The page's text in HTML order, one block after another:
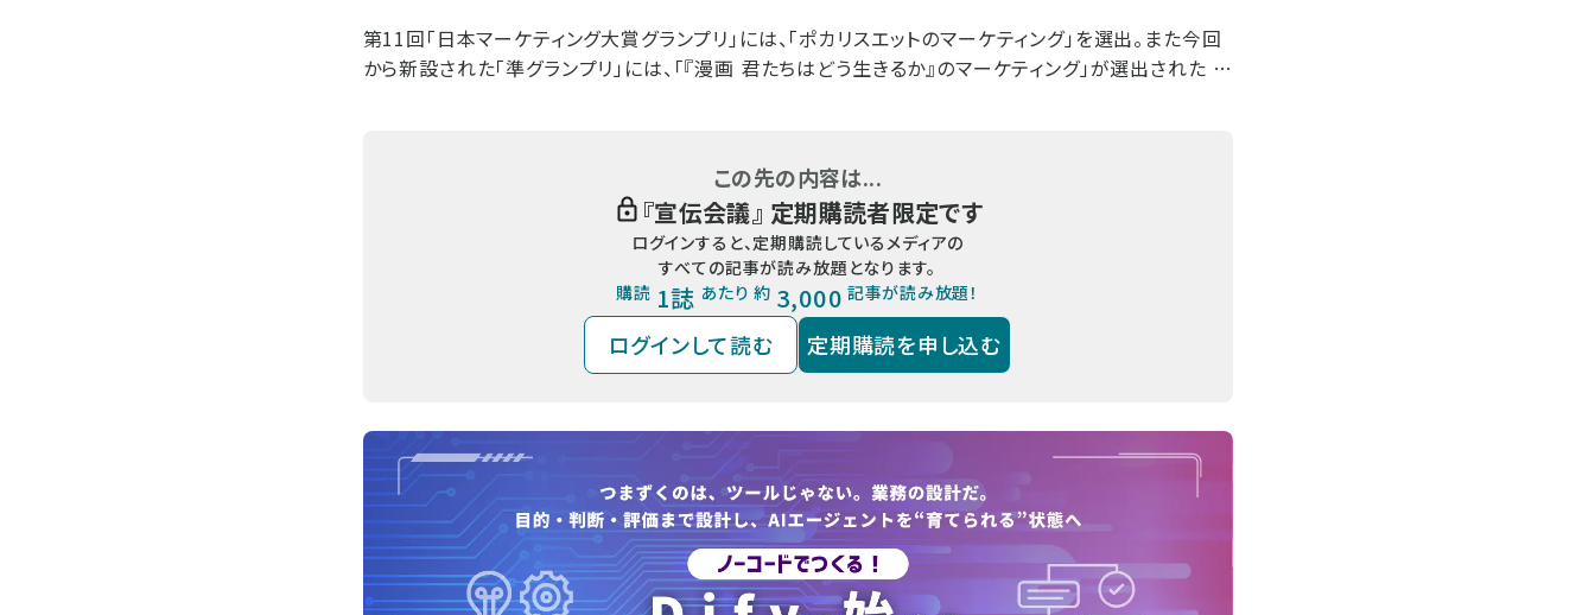
第11回「日本マーケティング大賞グランプリ」には、「ポカリスエットのマーケティング」を選出。また今回
から新設された「準グランプリ」には、「『漫画 君たちはどう生きるか』のマーケティング」が選出された …
この先の内容は...
『宣伝会議』 定期購読者限定です
ログインすると、定期購読しているメディアの
すべての記事が読み放題となります。
購読 1誌 あたり 約 3,000 記事が読み放題！
ログインして読む 定期購読を申し込む